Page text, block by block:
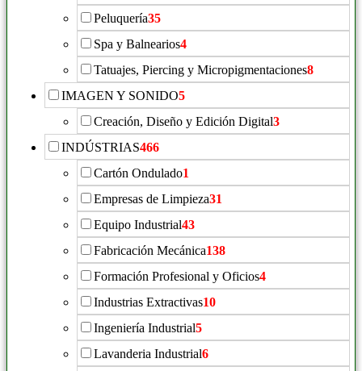
Peluquería35
Spa y Balnearios4
Tatuajes, Piercing y Micropigmentaciones8
IMAGEN Y SONIDO5
Creación, Diseño y Edición Digital3
INDÚSTRIAS466
Cartón Ondulado1
Empresas de Limpieza31
Equipo Industrial43
Fabricación Mecánica138
Formación Profesional y Oficios4
Industrias Extractivas10
Ingeniería Industrial5
Lavanderia Industrial6